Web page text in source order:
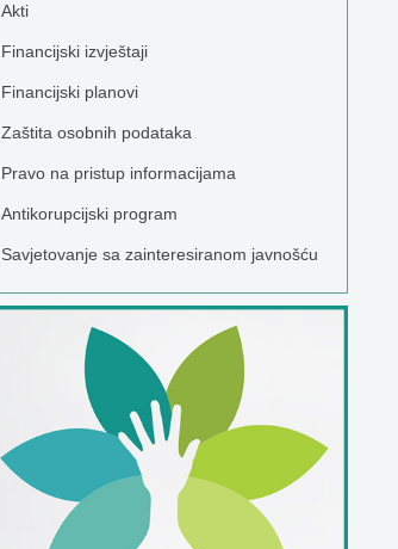
Akti
Financijski izvještaji
Financijski planovi
Zaštita osobnih podataka
Pravo na pristup informacijama
Antikorupcijski program
Savjetovanje sa zainteresiranom javnošću